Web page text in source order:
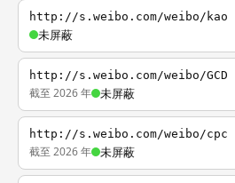
http://s.weibo.com/weibo/kao
未屏蔽
http://s.weibo.com/weibo/GCD
截至 2026 年 未屏蔽
http://s.weibo.com/weibo/cpc
截至 2026 年 未屏蔽